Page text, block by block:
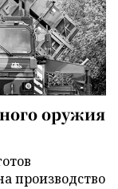
оружия
производство